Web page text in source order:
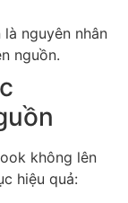
nguyên nhân
nguồn.
không lên
hiệu quả: